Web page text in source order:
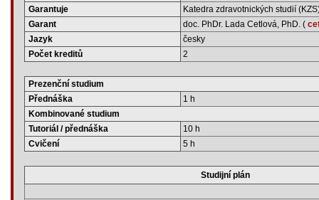
Garantuje
Katedra zdravotnických studií
Garant
doc. PhDr. Lada Cetlová, PhD. (
Jazyk
česky
Počet kreditů
2
Prezenční studium
Přednáška
1 h
Kombinované studium
Tutoriál / přednáška
10 h
Cvičení
5 h
Studijní plán